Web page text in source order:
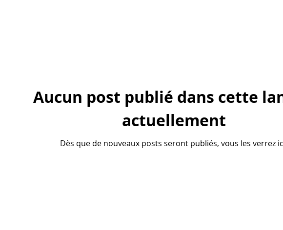
Aucun post publié dans cette
actuellement
Dès que de nouveaux posts seront publiés, vous les verrez